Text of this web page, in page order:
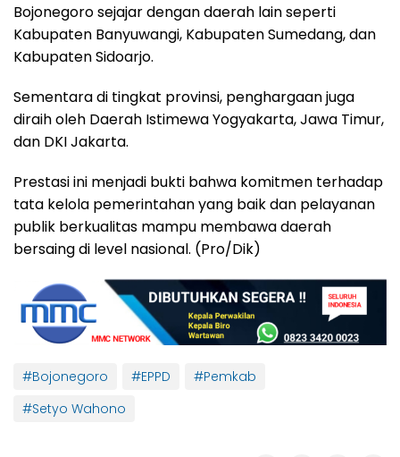
Bojonegoro sejajar dengan daerah lain seperti
Kabupaten Banyuwangi, Kabupaten Sumedang, dan
Kabupaten Sidoarjo.
Sementara di tingkat provinsi, penghargaan juga
diraih oleh Daerah Istimewa Yogyakarta, Jawa Timur,
dan DKI Jakarta.
Prestasi ini menjadi bukti bahwa komitmen terhadap
tata kelola pemerintahan yang baik dan pelayanan
publik berkualitas mampu membawa daerah
bersaing di level nasional. (Pro/Dik)
#Bojonegoro #EPPD
#Pemkab
#Setyo Wahono